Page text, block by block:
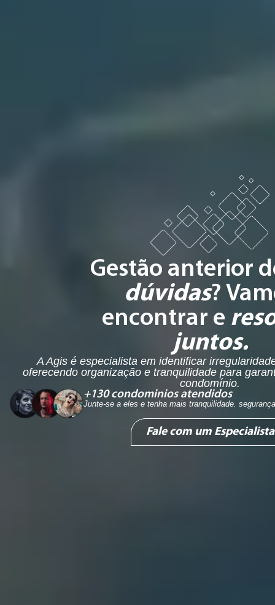
Gestão anterior
dúvidas?
encontrar e
juntos.
A Agis é especialista em identificar
oferecendo organização e tranquilidade para
condomínio.
Junte-se a eles e tenha mais tranquilidade.
+130 condominios atendidos
Fale com um Especialista